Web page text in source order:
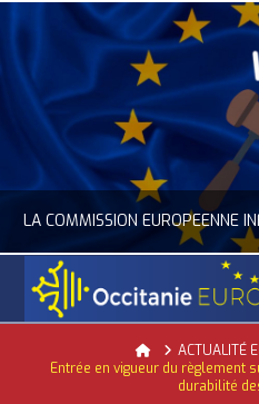
ACTUALITÉ DE L'UNION EUROPÉENNE, ACTUALITÉ DE LA
HomeACTUALITÉ
Entrée en vigueur du règlement
durabilité